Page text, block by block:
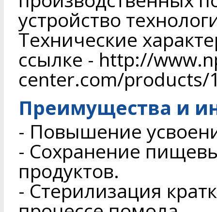
устройство
Технические
ссылке - http://
center.com/products/
Преимущества и
- Повышение
- Сохранение
продуктов.
- Стерилизация